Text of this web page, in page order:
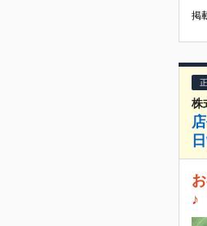
掲
株
♪